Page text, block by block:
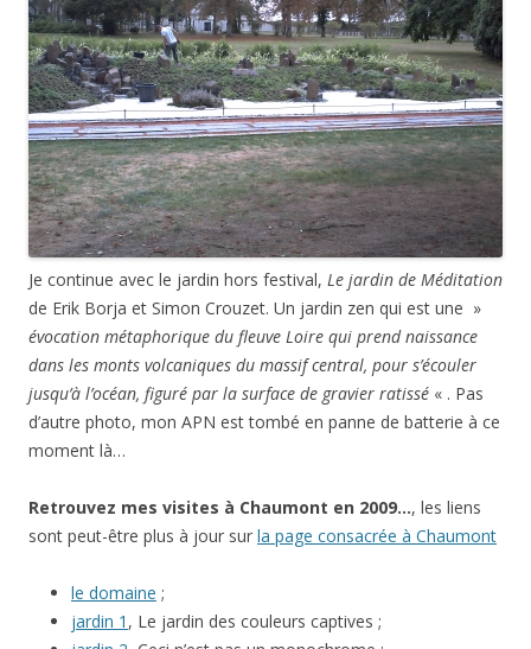
Je continue avec le jardin hors festival, Le jardin de Méditation
de Erik Borja et Simon Crouzet. Un jardin zen qui est une »
évocation métaphorique du fleuve Loire qui prend naissance
dans les monts volcaniques du massif central, pour s’écouler
jusqu’à l’océan, figuré par la surface de gravier ratissé « . Pas
d’autre photo, mon APN est tombé en panne de batterie à ce
moment là…
Retrouvez mes visites à Chaumont en 2009…, les liens
sont peut-être plus à jour sur la page consacrée à Chaumont
le domaine ;
jardin 1 , Le jardin des couleurs captives ;